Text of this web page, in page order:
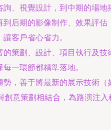
詢、視覺設計，到中期的場地
后期的影像制作、效果評估
客戶省心省力。
的策劃、設計、項目執行及技
一環節都精準落地。
勢，善于將最新的展示技術（
創意策劃相結合，為路演注入